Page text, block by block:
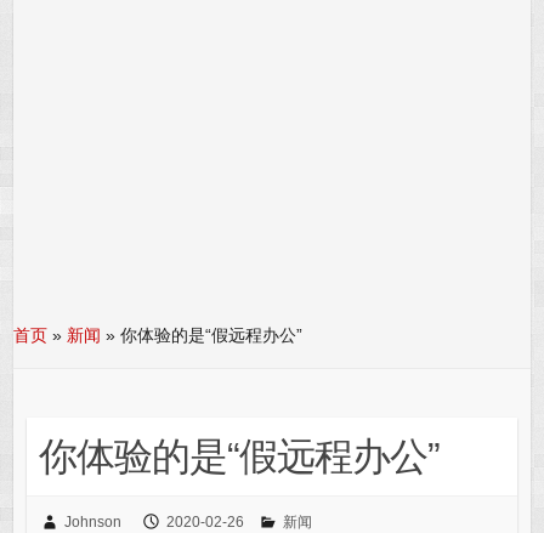
首页 » 新闻 »你体验的是“假远程办公”
你体验的是“假远程办公”
Johnson 2020-02-26 新闻